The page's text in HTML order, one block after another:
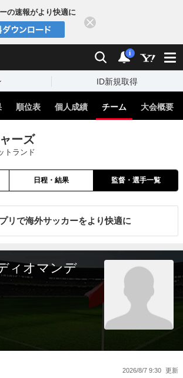
の速報がより快適に
検索 通知
i
ID新規取得
順位表 個人成績 チーム 大会概要
ーズ
トランド
日程・結果 監督・選手一覧
リで海外サッカーをより快適に
ィオマンデ
2026/8/7 9:30